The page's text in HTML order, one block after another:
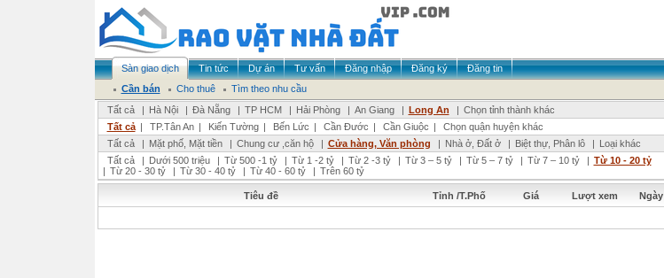
Sàn giao dịch Tin tức Dự án Tư vấn Đăng nhập Đăng ký
Đăng tin
Cần bán
Cho thuê
Tìm theo nhu cầu
Tất cả
| Hà Nội | Đà Nẵng | TP HCM | Hải Phòng | An Giang | Long An | Chọn tỉnh thành khác
Tất cả | TP.Tân An | Kiến Tường | Bến Lức | Cần Đước | Cần Giuộc |
Chọn quận huyện khác
Tất cả
| Mặt phố, Mặt tiền | Chung cư ,căn hộ | Cửa hàng, Văn phòng | Nhà ở, Đất ở | Biệt thự, Phân lô | Loại khác
Tất cả
| Dưới 500 triệu | Từ 500 -1 tỷ | Từ 1 -2 tỷ | Từ 2 -3 tỷ | Từ 3 – 5 tỷ | Từ 5 – 7 tỷ | Từ 7 – 10 tỷ | Từ 10 - 20 tỷ
| Từ 20 - 30 tỷ | Từ 30 - 40 tỷ | Từ 40 - 60 tỷ | Trên 60 tỷ
Tiêu đề Tỉnh /T.Phố Giá Lượt xem Ngày